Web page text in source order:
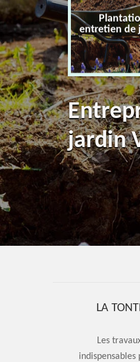
63
entretien de
jardin
LA
Les